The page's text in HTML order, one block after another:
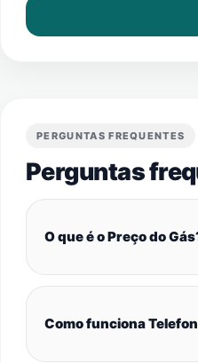
PERGUNTAS FREQUENTES
Perguntas
O que é o Preço do
Como funciona